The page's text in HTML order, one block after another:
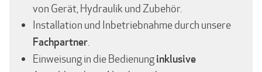
von Gerät, Hydraulik und Zubehör.
Installation und Inbetriebnahme durch unsere
Fachpartner.
Einweisung in die Bedienunginklusive